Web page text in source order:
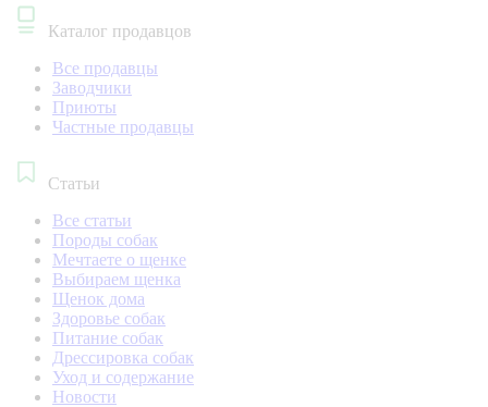
Каталог продавцов
Все продавцы
Заводчики
Приюты
Частные продавцы
Статьи
Все статьи
Породы собак
Мечтаете о щенке
Выбираем щенка
Щенок дома
Здоровье собак
Питание собак
Дрессировка собак
Уход и содержание
Новости